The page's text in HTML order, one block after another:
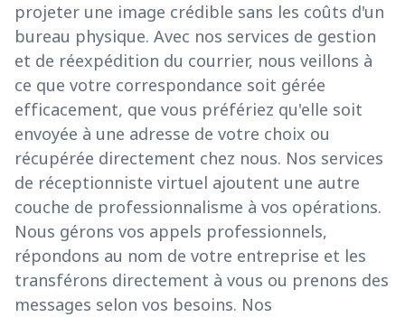
projeter une image crédible sans les coûts d'un
bureau physique. Avec nos services de gestion
et de réexpédition du courrier, nous veillons à
ce que votre correspondance soit gérée
efficacement, que vous préfériez qu'elle soit
envoyée à une adresse de votre choix ou
récupérée directement chez nous. Nos services
de réceptionniste virtuel ajoutent une autre
couche de professionnalisme à vos opérations.
Nous gérons vos appels professionnels,
répondons au nom de votre entreprise et les
transférons directement à vous ou prenons des
messages selon vos besoins. Nos